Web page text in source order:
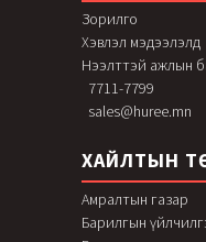
Зорилго
Хэвлэл мэдээлэлд
Нээлттэй ажлын
7711-7799
sales@huree.mn
ХАЙЛТЫН
Амралтын газар
Барилгын